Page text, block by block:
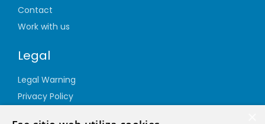
Contact
Work with us
Legal
Legal Warning
Privacy Policy